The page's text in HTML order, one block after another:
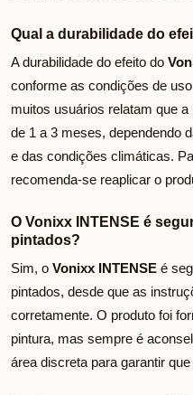
Qual a durabilidade do
A durabilidade do efeito do
conforme as condições de
muitos usuários relatam que
de 1 a 3 meses, dependendo
e das condições climáticas.
recomenda-se reaplicar o
O Vonixx INTENSE é
pintados?
Sim, o Vonixx INTENSE é
pintados, desde que as
corretamente. O produto foi
pintura, mas sempre é
área discreta para garantir